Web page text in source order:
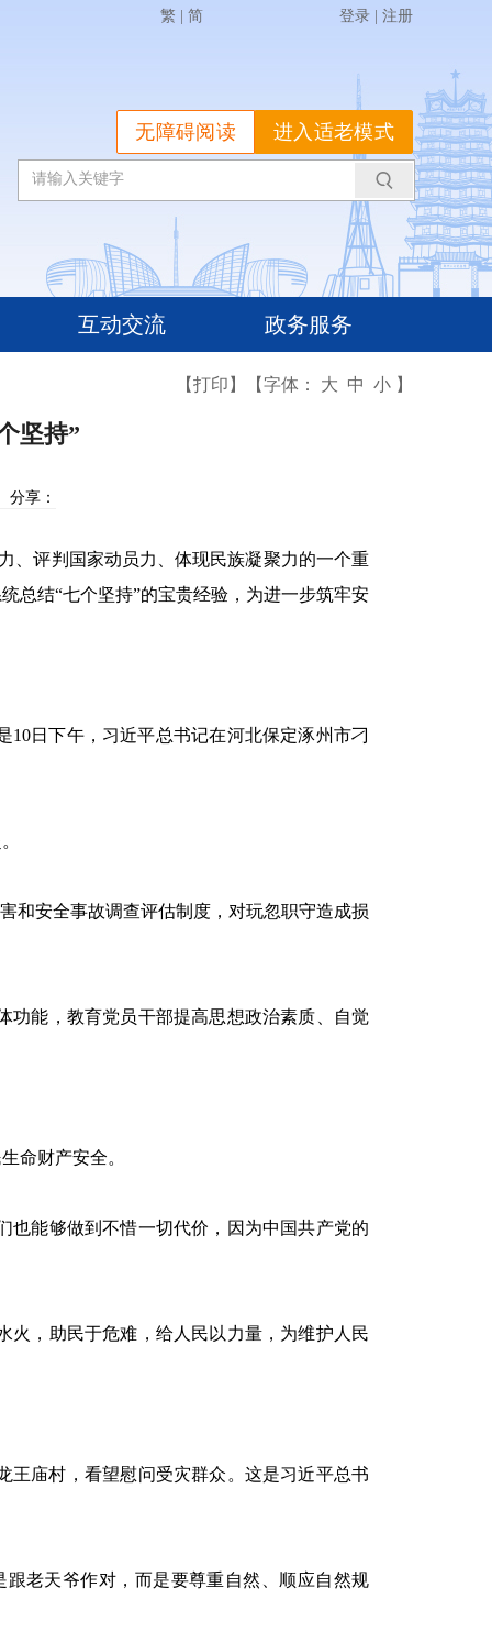
繁 简 登录 注册
进入适老模式
无障碍阅读
互动交流 政务服务
【打印】 【字体： 大 中 小 】
坚持”
分享：
评判国家动员力、体现民族凝聚力的一个重
总结“七个坚持”的宝贵经验，为进一步筑牢安
日下午，习近平总书记在河北保定涿州市刁
安全事故调查评估制度，对玩忽职守造成损
能，教育党员干部提高思想政治素质、自觉
命财产安全。
能够做到不惜一切代价，因为中国共产党的
，助民于危难，给人民以力量，为维护人民
庙村，看望慰问受灾群众。这是习近平总书
老天爷作对，而是要尊重自然、顺应自然规